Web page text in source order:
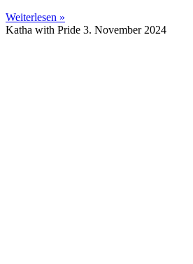
Weiterlesen »
Katha with Pride 3. November 2024